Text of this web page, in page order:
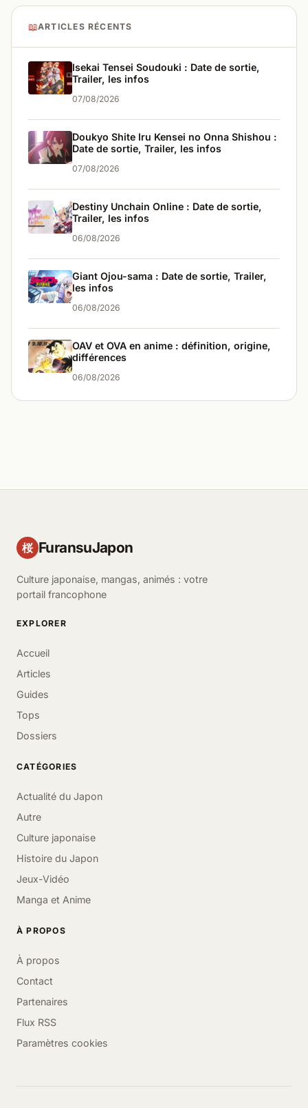
📖ARTICLES RÉCENTS
Isekai Tensei Soudouki : Date de sortie,
Trailer, les infos
07/08/2026
Doukyo Shite Iru Kensei no Onna Shishou :
Date de sortie, Trailer, les infos
07/08/2026
Destiny Unchain Online : Date de sortie,
Trailer, les infos
06/08/2026
Giant Ojou-sama : Date de sortie, Trailer,
les infos
06/08/2026
OAV et OVA en anime : définition, origine,
différences
06/08/2026
桜 FuransuJapon
Culture japonaise, mangas, animés : votre
portail francophone
EXPLORER
Accueil
Articles
Guides
Tops
Dossiers
CATÉGORIES
Actualité du Japon
Autre
Culture japonaise
Histoire du Japon
Jeux-Vidéo
Manga et Anime
À PROPOS
À propos
Contact
Partenaires
Flux RSS
Paramètres cookies